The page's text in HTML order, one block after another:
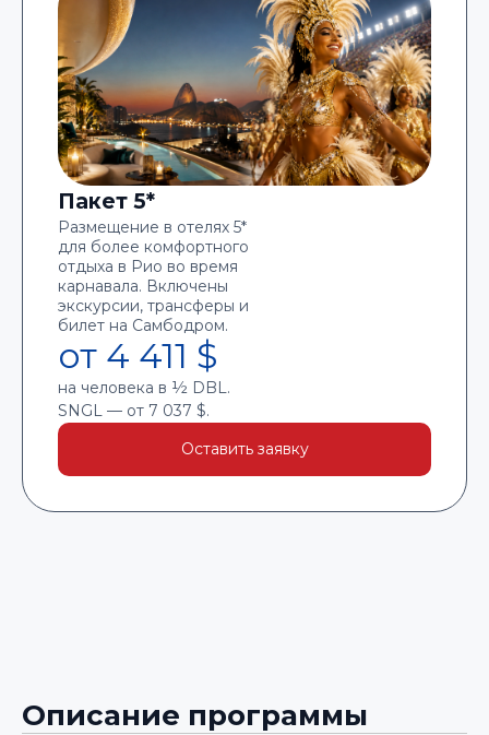
Пакет 5*
Размещение в отелях 5*
для более комфортного
отдыха в Рио во время
карнавала. Включены
экскурсии, трансферы и
билет на Самбодром.
от 4 411 $
на человека в ½ DBL.
SNGL — от 7 037 $.
Оставить заявку
Описание программы